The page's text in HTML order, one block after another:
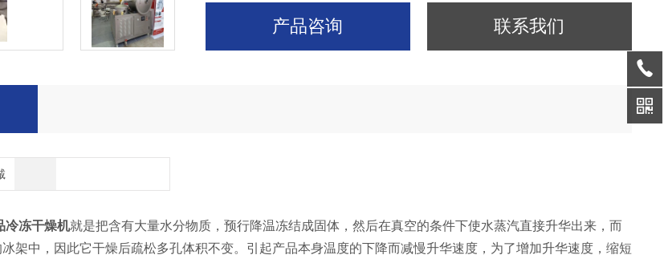
产品咨询 联系我们
冷冻干燥机就是把含有大量水分物质，预行降温冻结成固体，然后在真空的条件下使水蒸汽直接升华出来，而
架中，因此它干燥后疏松多孔体积不变。引起产品本身温度的下降而减慢升华速度，为了增加升华速度，缩短